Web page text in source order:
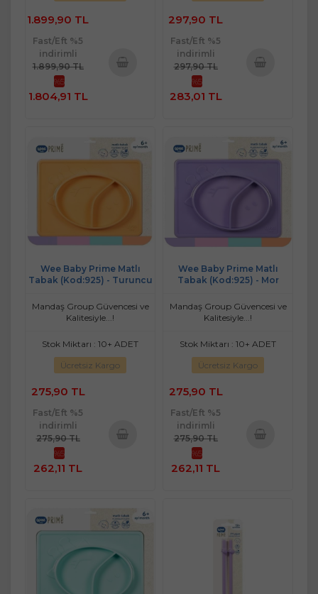
1.899,90 TL
Fast/Eft %5
indirimli
1.899,90 TL
%5
1.804,91 TL
297,90 TL
Fast/Eft %5
indirimli
297,90 TL
%5
283,01 TL
Wee Baby Prime Matlı
Tabak (Kod:925) - Turuncu
Mandaş Group Güvencesi ve
Kalitesiyle...!
Stok Miktarı : 10+ ADET
Ücretsiz Kargo
275,90 TL
Fast/Eft %5
indirimli
275,90 TL
%5
262,11 TL
Wee Baby Prime Matlı
Tabak (Kod:925) - Mor
Mandaş Group Güvencesi ve
Kalitesiyle...!
Stok Miktarı : 10+ ADET
Ücretsiz Kargo
275,90 TL
Fast/Eft %5
indirimli
275,90 TL
%5
262,11 TL